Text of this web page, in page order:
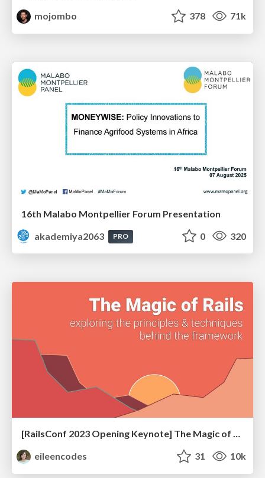
mojombo
378 71k
16th Malabo Montpellier Forum Presentation
akademiya2063
PRO 0 320
[RailsConf 2023 Opening Keynote] The Magic of Rails
eileencodes
31 10k